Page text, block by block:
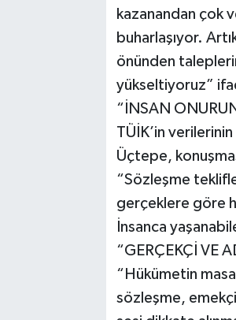
kazanandan çok
buharlaşıyor.
önünden
yükseltiyoruz”
“İNSAN
TÜİK’in verilerinin
Üçtepe,
“Sözleşme
gerçeklere göre
İnsanca
“GERÇEKÇİ VE
“Hükümetin
sözleşme,